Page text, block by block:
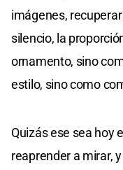
imágenes,
silencio, la
ornamento, sino
estilo, sino como
Quizás ese sea hoy
reaprender a mirar,